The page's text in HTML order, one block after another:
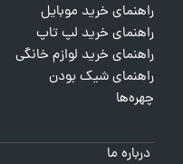
راهنمای خرید موبایل
راهنمای خرید لپ تاپ
راهنمای خرید لوازم خانگی
راهنمای شیک بودن
چهره‌ها
درباره ما